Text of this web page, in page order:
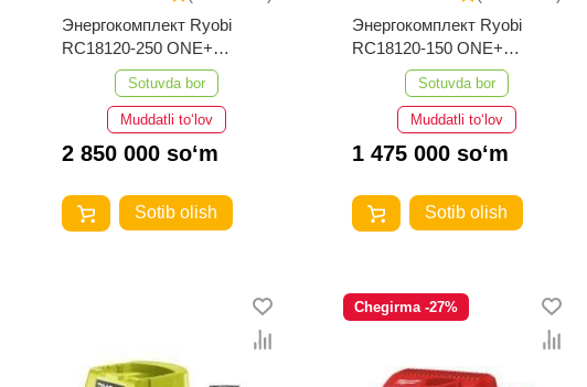
Энергокомплект Ryobi
RC18120-250 ONE+
5133003364
Sotuvda bor
Muddatli to‘lov
2 850 000 so‘m
Sotib olish
Энергокомплект Ryobi
RC18120-150 ONE+
5133003366
Sotuvda bor
Muddatli to‘lov
1 475 000 so‘m
Sotib olish
Chegirma -27%